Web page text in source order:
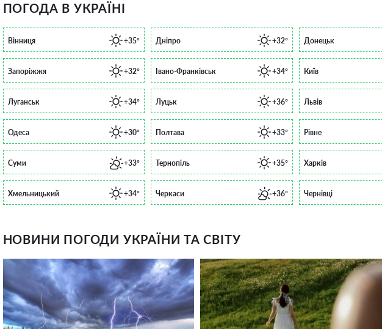
ПОГОДА В УКРАЇНІ
Вінниця +35° Дніпро +32° Донецьк
Запоріжжя +32° Івано-Франківськ +34° Київ
Луганськ +34° Луцьк +36° Львів
Одеса +30° Полтава +33° Рівне
Суми +33° Тернопіль +35° Харків
Хмельницький +34° Черкаси +36° Чернівці
НОВИНИ ПОГОДИ УКРАЇНИ ТА СВІТУ